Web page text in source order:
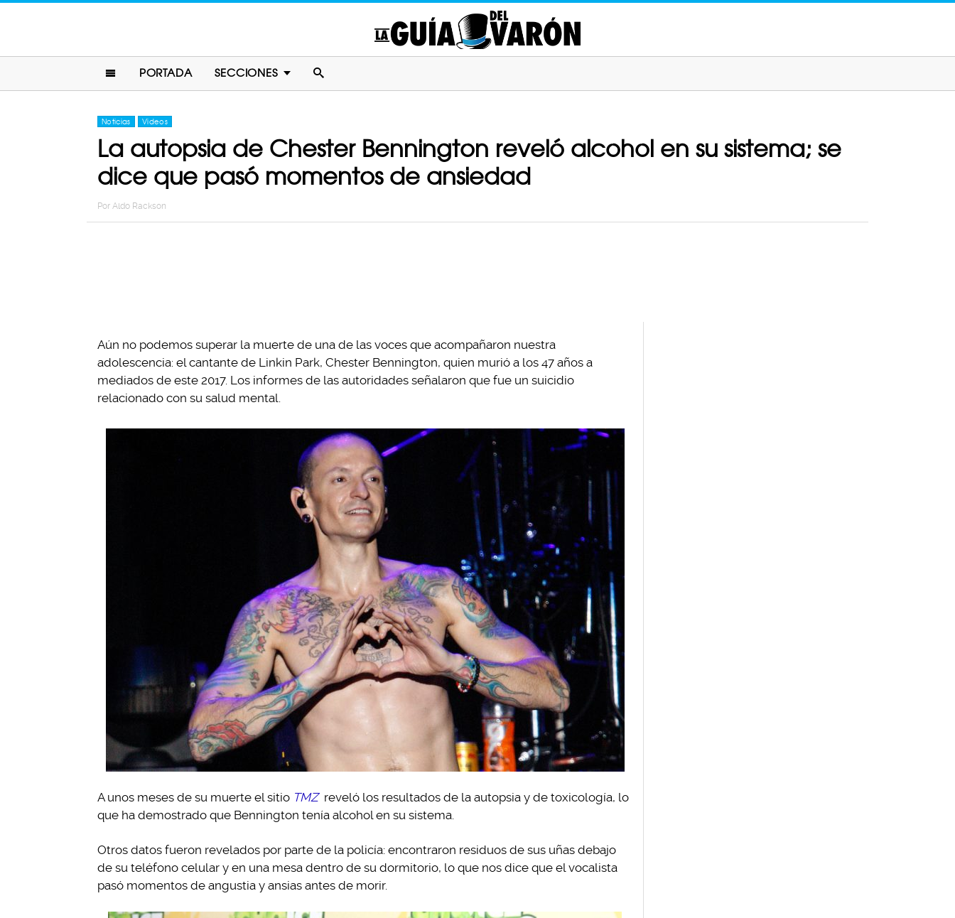
PORTADA SECCIONES
Noticias Videos
La autopsia de Chester Bennington reveló alcohol en su sistema; se
dice que pasó momentos de ansiedad
Por Aldo Rackson
Aún no podemos superar la muerte de una de las voces que acompañaron nuestra
adolescencia: el cantante de Linkin Park, Chester Bennington, quien murió a los 47 años a
mediados de este 2017. Los informes de las autoridades señalaron que fue un suicidio
relacionado con su salud mental.
A unos meses de su muerte el sitio TMZ reveló los resultados de la autopsia y de toxicología, lo
que ha demostrado que Bennington tenía alcohol en su sistema.
Otros datos fueron revelados por parte de la policía: encontraron residuos de sus uñas debajo
de su teléfono celular y en una mesa dentro de su dormitorio, lo que nos dice que el vocalista
pasó momentos de angustia y ansias antes de morir.